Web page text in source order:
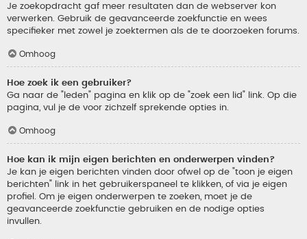
Je zoekopdracht gaf meer resultaten dan de webserver kon
verwerken. Gebruik de geavanceerde zoekfunctie en wees
specifieker met zowel je zoektermen als de te doorzoeken forums.
Omhoog
Hoe zoek ik een gebruiker?
Ga naar de "leden" pagina en klik op de "zoek een lid" link. Op die
pagina, vul je de voor zichzelf sprekende opties in.
Omhoog
Hoe kan ik mijn eigen berichten en onderwerpen vinden?
Je kan je eigen berichten vinden door ofwel op de "toon je eigen
berichten" link in het gebruikerspaneel te klikken, of via je eigen
profiel. Om je eigen onderwerpen te zoeken, moet je de
geavanceerde zoekfunctie gebruiken en de nodige opties
invullen.